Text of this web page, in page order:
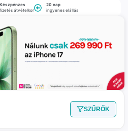
Készpénzes
fizetés átvételkor
20 nap
ingyenes elállás
SZŰRŐK